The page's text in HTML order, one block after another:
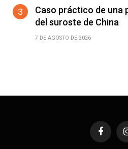
Caso práctico de
del suroste de China
7 DE AGOSTO DE 2026